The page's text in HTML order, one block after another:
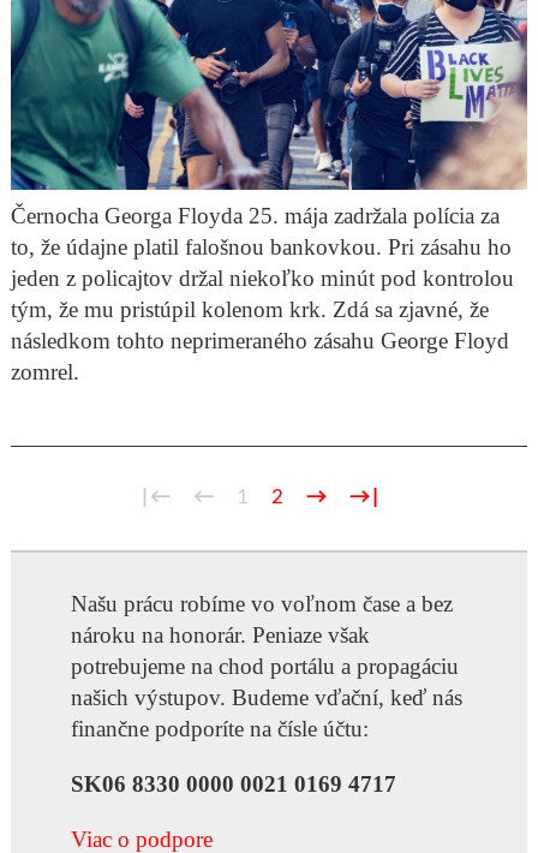
Černocha Georga Floyda 25. mája zadržala polícia za
to, že údajne platil falošnou bankovkou. Pri zásahu ho
jeden z policajtov držal niekoľko minút pod kontrolou
tým, že mu pristúpil kolenom krk. Zdá sa zjavné, že
následkom tohto neprimeraného zásahu George Floyd
zomrel.
|← ← 1 2 → →|
Našu prácu robíme vo voľnom čase a bez
nároku na honorár. Peniaze však
potrebujeme na chod portálu a propagáciu
našich výstupov. Budeme vďační, keď nás
finančne podporíte na čísle účtu:
SK06 8330 0000 0021 0169 4717
Viac o podpore